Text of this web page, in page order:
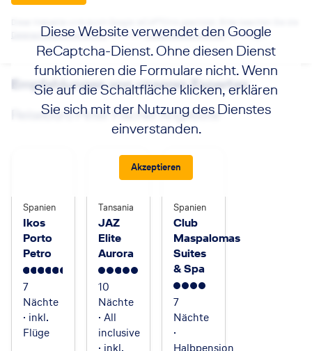
Diese Website verwendet den Google
ReCaptcha-Dienst. Ohne diesen Dienst
funktionieren die Formulare nicht. Wenn
Sie auf die Schaltfläche klicken, erklären
Sie sich mit der Nutzung des Dienstes
einverstanden.
Akzeptieren
Datenschutzbestimmungensowie dieNutzungsbedingungen von Google.
Empfehlungen von unseren Experten
Reisebüro Peter Fischer Angebote
Spanien
Ikos
Porto
Petro
5.5
7
Nächte
· inkl.
Flüge
Tansania
JAZ
Elite
Aurora
5
10
Nächte
· All
inclusive
Spanien
Club
Maspalomas
Suites
& Spa
4
7
Nächte
·